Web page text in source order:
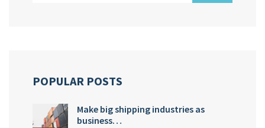
POPULAR POSTS
Make big shipping industries as
business…